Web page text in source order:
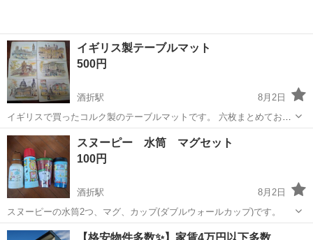
イギリス製テーブルマット
500円
酒折駅
8月2日
イギリスで買ったコルク製のテーブルマットです。 六枚まとめてお渡
しします。
山梨 甲府市 酒折駅 家庭用品
スヌーピー 水筒 マグセット
100円
酒折駅
8月2日
スヌーピーの水筒2つ、マグ、カップ(ダブルウォールカップ)です。
山梨 甲府市 酒折駅 家庭用品 マグ
【格安物件多数✨】家賃4万円以下多数